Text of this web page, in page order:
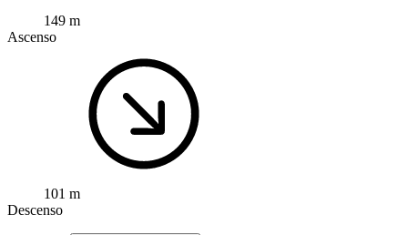
149 m
Ascenso
101 m
Descenso